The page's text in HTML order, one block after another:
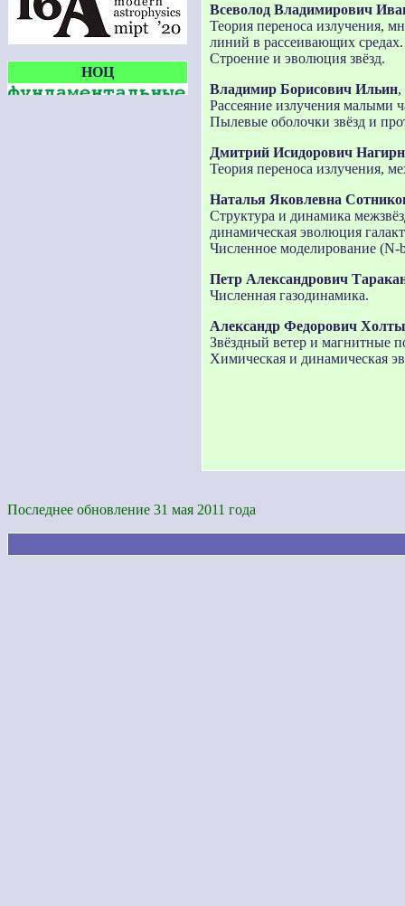
НОЦ
Всеволод Владимирович
Теория переноса излучения,
линий в рассеивающих средах.
Строение и эволюция звёзд.
Владимир Борисович Ильин,
Рассеяние излучения малыми
Пылевые оболочки звёзд и
Дмитрий Исидорович
Теория переноса излучения,
Наталья Яковлевна
Структура и динамика
динамическая эволюция
Численное моделирование (N-
Петр Александрович
Численная газодинамика.
Александр Федорович
Звёздный ветер и магнитные
Химическая и динамическая
Последнее обновление 31 мая 2011 года